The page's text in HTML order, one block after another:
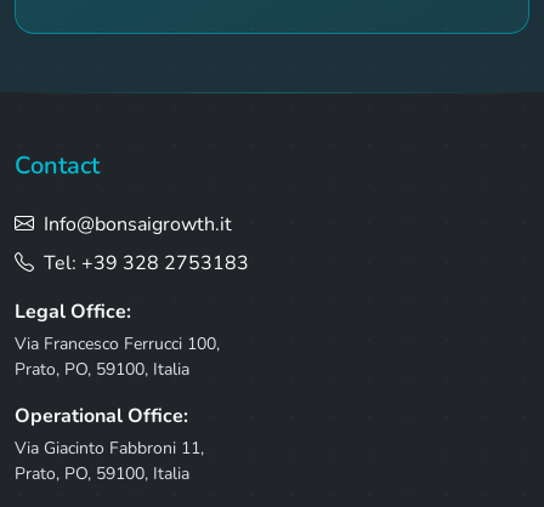
Contact
Info@bonsaigrowth.it
Tel: +39 328 2753183
Legal Office:
Via Francesco Ferrucci 100,
Prato, PO, 59100, Italia
Operational Office:
Via Giacinto Fabbroni 11,
Prato, PO, 59100, Italia